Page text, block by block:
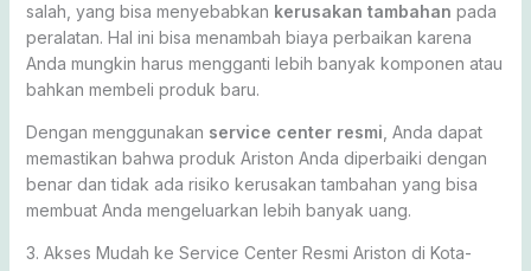
salah, yang bisa menyebabkan kerusakan tambahan pada
peralatan. Hal ini bisa menambah biaya perbaikan karena
Anda mungkin harus mengganti lebih banyak komponen atau
bahkan membeli produk baru.
Dengan menggunakan service center resmi , Anda dapat
memastikan bahwa produk Ariston Anda diperbaiki dengan
benar dan tidak ada risiko kerusakan tambahan yang bisa
membuat Anda mengeluarkan lebih banyak uang.
3. Akses Mudah ke Service Center Resmi Ariston di Kota-